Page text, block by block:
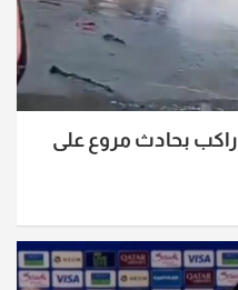
بالفديو.. نجاة 8 من أصل 50 راكب بحادث مروع على